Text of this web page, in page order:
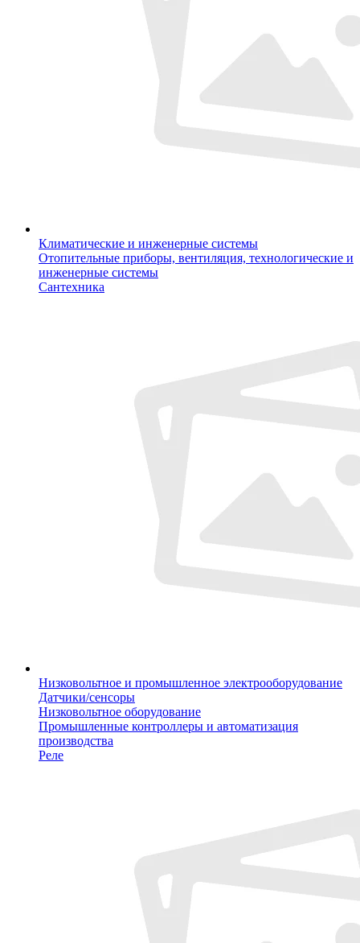
Климатические и инженерные системы
Отопительные приборы, вентиляция, технологические и
инженерные системы
Сантехника
Низковольтное и промышленное электрооборудование
Датчики/сенсоры
Низковольтное оборудование
Промышленные контроллеры и автоматизация
производства
Реле